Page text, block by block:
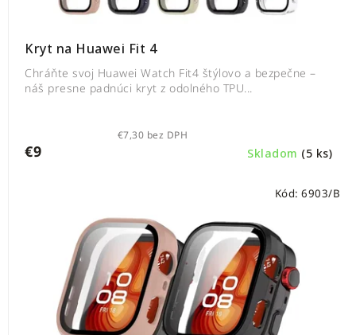
Kryt na Huawei Fit 4
Skladom (5 ks)
€7,30 bez DPH
€9
Chráňte svoj Huawei Watch Fit4 štýlovo a bezpečne –
náš presne padnúci kryt z odolného TPU...
Kód: 6903/B